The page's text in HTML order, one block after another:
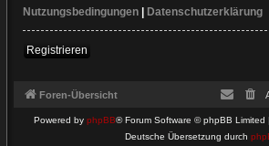
Nutzungsbedingungen | Datenschutzerklärung
Registrieren
Foren-Übersicht
Powered by phpBB® Forum Software © phpBB Limited
Deutsche Übersetzung durch